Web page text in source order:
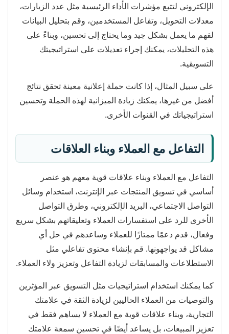
الإلكتروني لتتبع مؤشرات الأداء الرئيسية مثل عدد الزيارات،
معدلات التحويل، وتفاعل المستخدمين، وقم بتحليل البيانات
لفهم ما يعمل بشكل جيد وما يحتاج إلى تحسين، وبناءً على
هذه التحليلات، يمكنك إجراء تعديلات على استراتيجيتك
التسويقية.
على سبيل المثال، إذا كانت حملة إعلانية معينة تحقق نتائج
أفضل من غيرها، يمكنك زيادة الميزانية لهذه الحملة وتحسين
استراتيجياتك في القنوات الأخرى.
التفاعل مع العملاء وبناء العلاقات
التفاعل مع العملاء وبناء علاقات قوية معهم هو عنصر
أساسي في تسويق المنتجات عبر الإنترنت، استخدام وسائل
التواصل الاجتماعي، البريد الإلكتروني، وطرق التواصل
الأخرى للرد على استفسارات العملاء وتعليقاتهم بشكل سريع
وفعال، قدم دعمًا ممتازًا للعملاء وساعدهم في حل أي
مشاكل قد يواجهونها. قم بإنشاء محتوى تفاعلي مثل
الاستطلاعات والمسابقات لزيادة التفاعل وتعزيز ولاء العملاء.
كما يمكنك استخدام استراتيجيات مثل التسويق عبر المؤثرين
والتوصيات من العملاء الحاليين لزيادة الثقة في علامتك
التجارية، وبناء علاقات قوية مع العملاء لا يساهم فقط في
تعزيز المبيعات، بل يساعد أيضًا في تحسين سمعة علامتك